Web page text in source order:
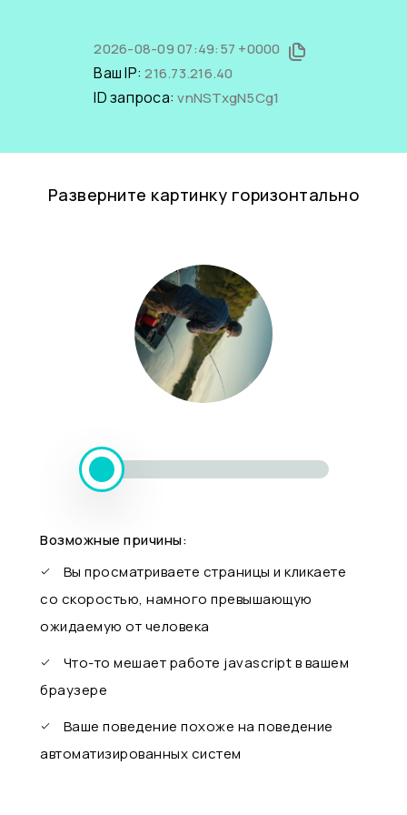
2026-08-09 07:49:57 +0000
Ваш IP:216.73.216.40
ID запроса:vnNSTxgN5Cg1
Разверните картинку горизонтально
Возможные причины:
Вы просматриваете страницы и кликаете
со скоростью, намного превышающую
ожидаемую от человека
Что-то мешает работе javascript в вашем
браузере
Ваше поведение похоже на поведение
автоматизированных систем